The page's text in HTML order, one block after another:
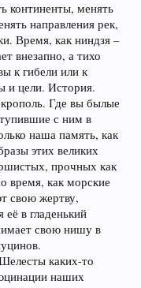
континенты, менять
направления рек,
Время, как ниндзя –
внезапно, а тихо
к гибели или к
и цели. История.
Где вы былые
с ним в
наша память, как
этих великих
прочных как
время, как морские
свою жертву,
в гладенький
свою нишу в
каких-то
наших